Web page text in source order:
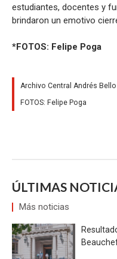
estudiantes, docentes y
brindaron un emotivo
*FOTOS: Felipe Poga
Archivo Central Andrés
FOTOS: Felipe Poga
ÚLTIMAS
Más noticias